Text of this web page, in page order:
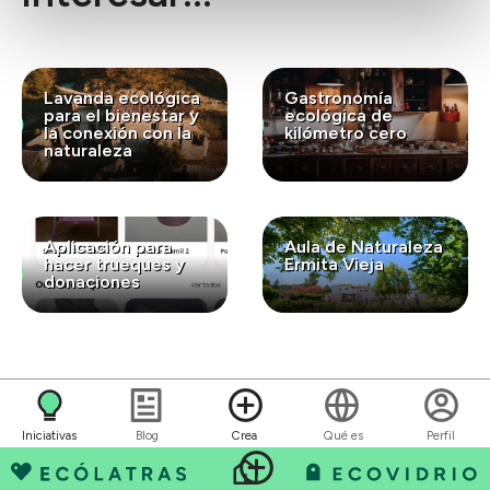
Iniciativas Blog Crea Qué es Perfil
Lavanda ecológica
para el bienestar y
la conexión con la
naturaleza
Gastronomía
ecológica de
kilómetro cero
Aplicación para
hacer trueques y
donaciones
Aula de Naturaleza
Ermita Vieja